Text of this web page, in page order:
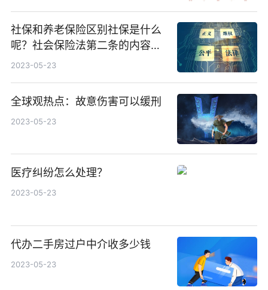
社保和养老保险区别社保是什么
呢？社会保险法第二条的内容是
什么？
2023-05-23
全球观热点：故意伤害可以缓刑
2023-05-23
医疗纠纷怎么处理？
2023-05-23
代办二手房过户中介收多少钱
2023-05-23